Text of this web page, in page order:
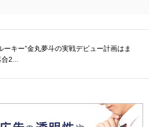
ーキー”金丸夢斗の実戦デビュー計画はま
2...